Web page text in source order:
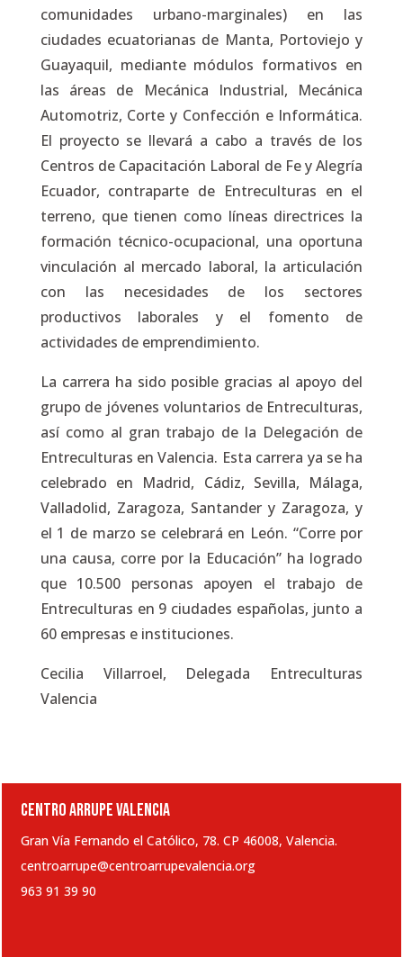
comunidades urbano-marginales) en las
ciudades ecuatorianas de Manta, Portoviejo y
Guayaquil, mediante módulos formativos en
las áreas de Mecánica Industrial, Mecánica
Automotriz, Corte y Confección e Informática.
El proyecto se llevará a cabo a través de los
Centros de Capacitación Laboral de Fe y Alegría
Ecuador, contraparte de Entreculturas en el
terreno, que tienen como líneas directrices la
formación técnico-ocupacional, una oportuna
vinculación al mercado laboral, la articulación
con las necesidades de los sectores
productivos laborales y el fomento de
actividades de emprendimiento.
La carrera ha sido posible gracias al apoyo del
grupo de jóvenes voluntarios de Entreculturas,
así como al gran trabajo de la Delegación de
Entreculturas en Valencia. Esta carrera ya se ha
celebrado en Madrid, Cádiz, Sevilla, Málaga,
Valladolid, Zaragoza, Santander y Zaragoza, y
el 1 de marzo se celebrará en León. “Corre por
una causa, corre por la Educación” ha logrado
que 10.500 personas apoyen el trabajo de
Entreculturas en 9 ciudades españolas, junto a
60 empresas e instituciones.
Cecilia Villarroel, Delegada Entreculturas
Valencia
CENTRO ARRUPE VALENCIA
Gran Vía Fernando el Católico, 78. CP 46008, Valencia.
centroarrupe@centroarrupevalencia.org
963 91 39 90